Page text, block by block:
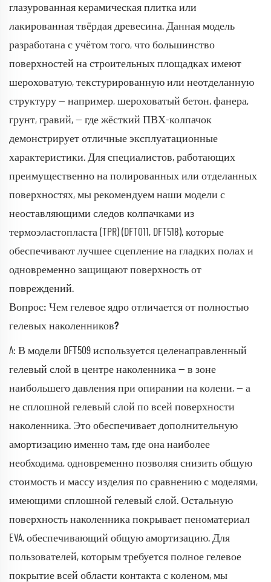
глазурованная керамическая плитка или
лакированная твёрдая древесина. Данная модель
разработана с учётом того, что большинство
поверхностей на строительных площадках имеют
шероховатую, текстурированную или неотделанную
структуру — например, шероховатый бетон, фанера,
грунт, гравий, — где жёсткий ПВХ-колпачок
демонстрирует отличные эксплуатационные
характеристики. Для специалистов, работающих
преимущественно на полированных или отделанных
поверхностях, мы рекомендуем наши модели с
неоставляющими следов колпачками из
термоэластопласта (TPR) (DFT011, DFT518), которые
обеспечивают лучшее сцепление на гладких полах и
одновременно защищают поверхность от
повреждений.
Вопрос: Чем гелевое ядро отличается от полностью
гелевых наколенников?
A: В модели DFT509 используется целенаправленный
гелевый слой в центре наколенника — в зоне
наибольшего давления при опирании на колени, — а
не сплошной гелевый слой по всей поверхности
наколенника. Это обеспечивает дополнительную
амортизацию именно там, где она наиболее
необходима, одновременно позволяя снизить общую
стоимость и массу изделия по сравнению с моделями,
имеющими сплошной гелевый слой. Остальную
поверхность наколенника покрывает пеноматериал
EVA, обеспечивающий общую амортизацию. Для
пользователей, которым требуется полное гелевое
покрытие всей области контакта с коленом, мы